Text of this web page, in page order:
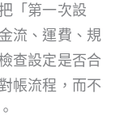
「第一次設
流、運費、規
查設定是否合
帳流程，而不